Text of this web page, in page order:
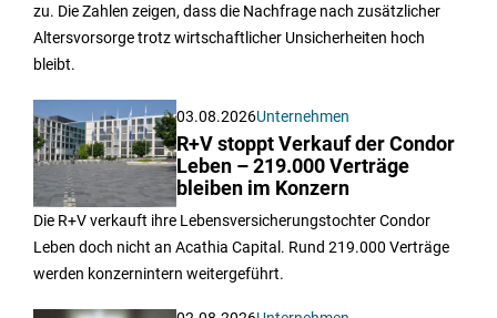
zu. Die Zahlen zeigen, dass die Nachfrage nach zusätzlicher
Altersvorsorge trotz wirtschaftlicher Unsicherheiten hoch
bleibt.
03.08.2026Unternehmen
R+V stoppt Verkauf der Condor
Leben – 219.000 Verträge
bleiben im Konzern
Die R+V verkauft ihre Lebensversicherungstochter Condor
Leben doch nicht an Acathia Capital. Rund 219.000 Verträge
werden konzernintern weitergeführt.